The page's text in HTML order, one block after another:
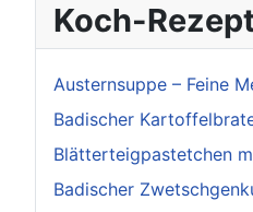
Koch-
Austernsuppe – Feine
Badischer
Blätterteigpastetchen
Badischer